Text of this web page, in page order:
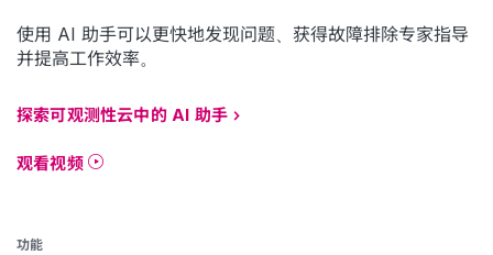
使用 AI 助手可以更快地发现问题、获得故障排除专家指导
并提高工作效率。
探索可观测性云中的 AI 助手
观看视频
功能